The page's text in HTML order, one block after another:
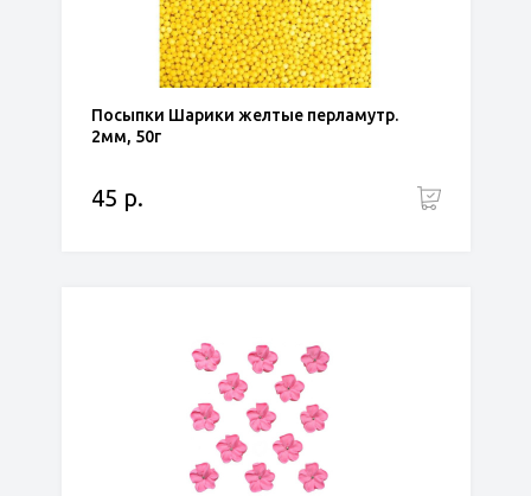
Посыпки Шарики желтые перламутр.
2мм, 50г
45 р.